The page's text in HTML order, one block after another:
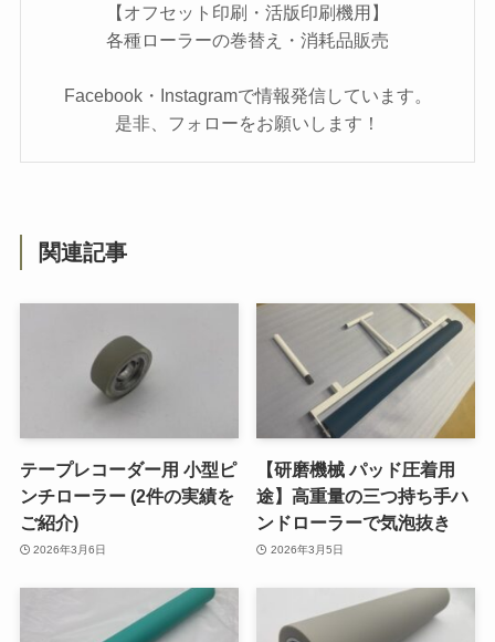
【オフセット印刷・活版印刷機用】
各種ローラーの巻替え・消耗品販売
Facebook・Instagramで情報発信しています。
是非、フォローをお願いします！
関連記事
テープレコーダー用 小型ピ
ンチローラー (2件の実績を
ご紹介)
2026年3月6日
【研磨機械 パッド圧着用
途】高重量の三つ持ち手ハ
ンドローラーで気泡抜き
2026年3月5日